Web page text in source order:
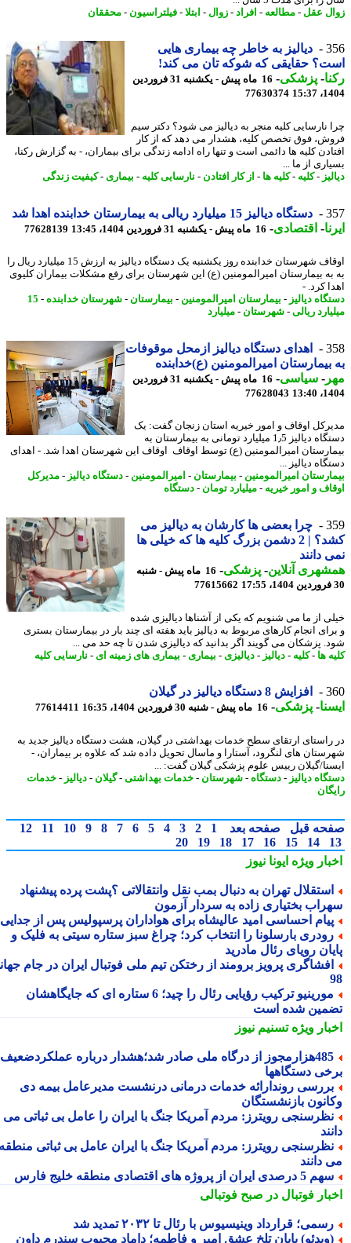
عقل -مطالعه-افراد - زوال- ابتلا-فیلتراسیون-محققان
دیالیز به خاطر چه بیماری هایی
حقایقی که شوکه تان می کند!
-پزشکی-
16 ماه پیش - یکشنبه 31 فروردین
77630374
نارسایی کلیه منجر به دیالیز می شود؟ دکتر سیم
فوق تخصص کلیه، هشدار می دهد که از کار
کلیه ها دائمی است و تنها راه ادامه زندگی برای بیماران، - به گزارش رکنا،
از ما ...
-کلیه-کلیه ها- از کار افتادن-نارسایی کلیه-بیماری- کیفیت زندگی
دستگاه دیالیز 15 میلیارد ریالی به بیمارستان خدابنده اهدا شد
-اقتصادی-16 ماه پیش - یکشنبه 31 فروردین 1404، 13:45 77628139
اوقاف شهرستان خدابنده روز یکشنبه یک دستگاه دیالیز به ارزش 15 میلیارد ریال را
بیمارستان امیرالمومنین (ع) این شهرستان برای رفع مشکلات بیماران کلیوی
کرد. -
دیالیز-بیمارستان امیرالمومنین-بیمارستان-شهرستان خدابنده -
15
ریالی -شهرستان-میلیارد
اهدای دستگاه دیالیز ازمحل موقوفات
امیرالمومنین (ع)خدابنده
-سیاسی-
16 ماه پیش - یکشنبه 31 فروردین
77628043
اوقاف و امور خیریه استان زنجان گفت: یک
دستگاه دیالیز 1٫5 میلیارد تومانی به بیمارستان به
امیرالمومنین (ع) توسط اوقاف اوقاف این شهرستان اهدا شد. - اهدای
دیالیز ...
امیرالمومنین-بیمارستان-امیرالمومنین-دستگاه دیالیز-مدیرکل
و امور خیریه- میلیارد تومان-دستگاه
چرا بعضی ها کارشان به دیالیز می
کشد؟ | 2 دشمن بزرگ کلیه ها که خیلی ها
دانند
آنلاین-پزشکی-
16 ماه پیش - شنبه
77615662
از ما می شنویم که یکی از آشناها دیالیزی شده
انجام کارهای مربوط به دیالیز باید هفته ای چند بار در بیمارستان بستری
پزشکان می گویند اگر بدانید که دیالیزی شدن تا چه حد می ...
ها- کلیه-دیالیز-دیالیزی- بیماری- بیماری های زمینه ای- نارسایی کلیه
افزایش 8 دستگاه دیالیز در گیلان
-پزشکی-16 ماه پیش - شنبه 30 فروردین 1404، 16:35 77614411
ارتقای سطح خدمات بهداشتی در گیلان، هشت دستگاه دیالیز جدید به
های لنگرود، آستارا و ماسال تحویل داده شد که علاوه بر بیماران، -
گیلان رییس علوم پزشکی گیلان گفت: ...
دیالیز-دستگاه-شهرستان-خدمات بهداشتی-گیلان-دیالیز-خدمات
قبل صفحه بعد 1
2
3
4
5
6
7
8
9
10
11
12
14
15
16
17
18
19
20
ویژهایونا نیوز
تهران به دنبال بمب نقل وانتقالاتی ؟پشت پرده پیشنهاد
بختیاری زاده به سردار آزمون
احساسی امید عالیشاه برای هواداران پرسپولیس پس از جدایی
بارسلونا را انتخاب کرد؛ چراغ سبز ستاره سیتی به فلیک و
رویای رئال مادرید
پرویز برومند از رختکن تیم ملی فوتبال ایران در جام جهانی
مورینیو ترکیب رؤیایی رئال را چید؛ 6 ستاره ای که جایگاهشان
شده است
ویژهتسنیم نیوز
485هزارمجوز از درگاه ملی صادر شد؛هشدار درباره عملکردضعیف
دستگاهها
روندارائه خدمات درمانی درنشست مدیرعامل بیمه دی
بازنشستگان
رویترز: مردم آمریکا جنگ با ایران را عامل بی ثباتی می
رویترز: مردم آمریکا جنگ با ایران عامل بی ثباتی منطقه
دانند
ایران از پروژه های اقتصادی منطقه خلیج فارس
فوتبال در صبح فوتبالی
قرارداد وینیسیوس با رئال تا ۲۰۳۲ تمدید شد
پایان تلخ عشق امیر و فاطمه؛ داماد محبوب سندرم داون